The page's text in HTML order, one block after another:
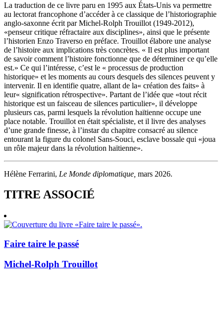
La traduction de ce livre paru en 1995 aux États-Unis va permettre
au lectorat francophone d’accéder à ce classique de l’historiographie
anglo-saxonne écrit par Michel-Rolph Trouillot (1949-2012),
«penseur critique réfractaire aux disciplines», ainsi que le présente
l’historien Enzo Traverso en préface. Trouillot élabore une analyse
de l’histoire aux implications très concrètes. « Il est plus important
de savoir comment l’histoire fonctionne que de déterminer ce qu’elle
est.» Ce qui l’intéresse, c’est le « processus de production
historique» et les moments au cours desquels des silences peuvent y
intervenir. Il en identifie quatre, allant de la« création des faits» à
leur« signification rétrospective». Partant de l’idée que «tout récit
historique est un faisceau de silences particulier», il développe
plusieurs cas, parmi lesquels la révolution haïtienne occupe une
place notable. Trouillot en était spécialiste, et il livre des analyses
d’une grande finesse, à l’instar du chapitre consacré au silence
entourant la figure du colonel Sans-Souci, esclave bossale qui «joua
un rôle majeur dans la révolution haïtienne».
Hélène Ferrarini, Le Monde diplomatique, mars 2026.
TITRE ASSOCIÉ
Faire taire le passé
Michel-Rolph Trouillot